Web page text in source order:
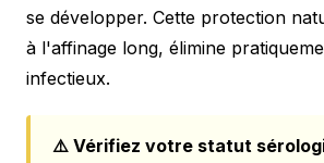
se développer. Cette protection
à l'affinage long, élimine
infectieux.
⚠️ Vérifiez votre statut